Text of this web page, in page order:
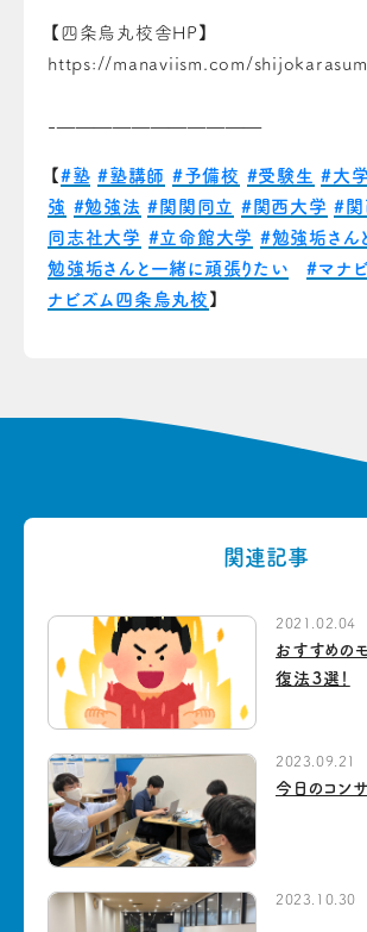
【四条烏丸校舎HP】
https://manaviism.com/
-———————————
【#塾 #塾講師 #予備校 #受験生 #大
強 #勉強法 #関関同立 #関西大学 #関
同志社大学 #立命館大学 #勉強垢さん
勉強垢さんと一緒に頑張りたい
#マナ
ナビズム四条烏丸校 】
関連記事
2021.02.04
おすすめの
復法３選！
2023.09.21
今日のコン
2023.10.30